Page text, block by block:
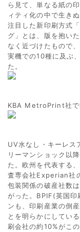
ら見て、単なる紙の
ィティ化の中で生き
注目した新印刷方式
グ」とは、版を抱い
なく近づけたもので
実機での10種に及ぶ
た。
KBA MetroPrint社で
UV水なし・キーレ
リーマンショック以
た。欧州を代表する
査専会社Experian社
包装関係の破産社数
がった。BPIF(英国
ンも、印刷産業の倒
とを明らかにしてい
刷会社の約10%がこ